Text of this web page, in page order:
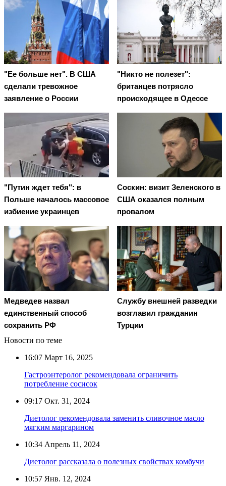
"Ее больше нет". В США
сделали тревожное
заявление о России
"Никто не полезет":
британцев потрясло
происходящее в Одессе
"Путин ждет тебя": в
Польше началось массовое
избиение украинцев
Соскин: визит Зеленского в
США оказался полным
провалом
Медведев назвал
единственный способ
сохранить РФ
Службу внешней разведки
возглавил гражданин
Турции
Новости по теме
16:07 Март 16, 2025
Гастроэнтеролог рекомендовала ограничить
потребление сосисок
09:17 Окт. 31, 2024
Диетолог рекомендовала заменить сливочное масло
мягким маргарином
10:34 Апрель 11, 2024
Диетолог рассказала о полезных свойствах комбучи
10:57 Янв. 12, 2024